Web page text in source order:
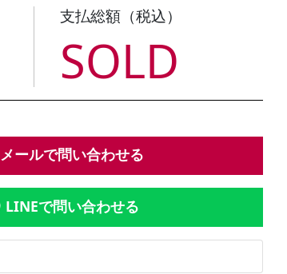
支払総額（税込）
SOLD
メールで問い合わせる
LINEで問い合わせる